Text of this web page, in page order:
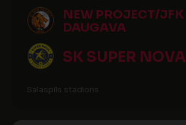
NEW PROJECT/JFK
DAUGAVA
SK SUPER NOVA
Salaspils stadions